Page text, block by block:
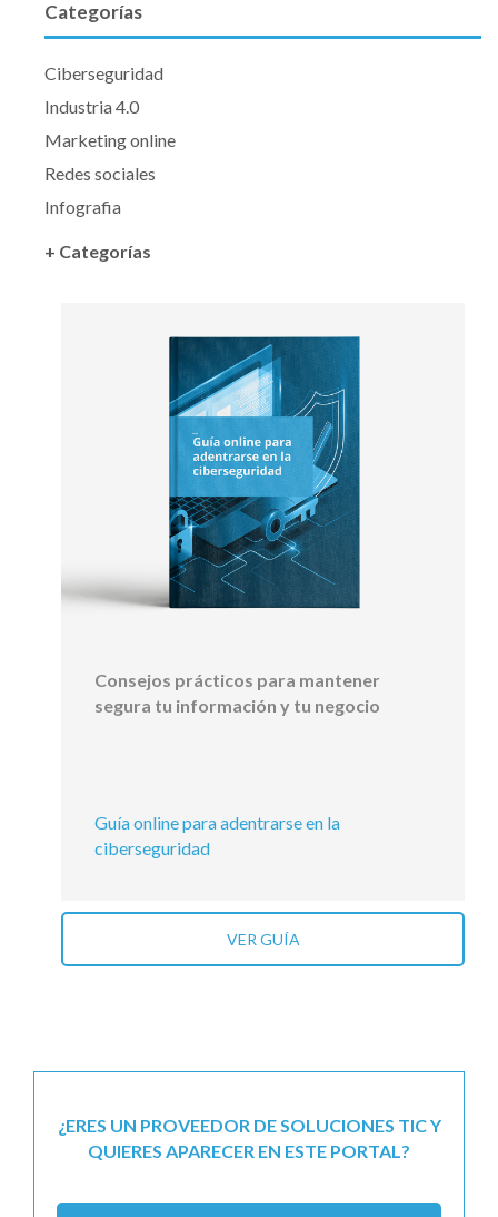
Categorías
Ciberseguridad
Industria 4.0
Marketing online
Redes sociales
Infografia
+ Categorías
Consejos prácticos para mantener
segura tu información y tu negocio
Guía online para adentrarse en la
ciberseguridad
VER GUÍA
¿ERES UN PROVEEDOR DE SOLUCIONES TIC Y
QUIERES APARECER EN ESTE PORTAL?